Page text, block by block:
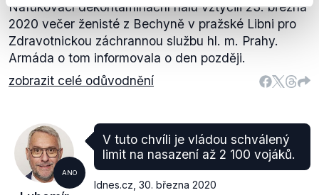
Nafukovací dekontaminační halu vztyčili 23. března
2020 večer ženisté z Bechyně v pražské Libni pro
Zdravotnickou záchrannou službu hl. m. Prahy.
Armáda o tom informovala o den později.
zobrazit celé odůvodnění
ANO
V tuto chvíli je vládou schválený
limit na nasazení až 2 100 vojáků.
Idnes.cz 30. března 2020